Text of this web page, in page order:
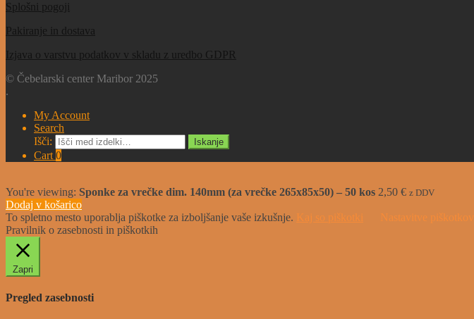
Splošni pogoji
Pakiranje in dostava
Izjava o varstvu podatkov v skladu z uredbo GDPR
© Čebelarski center Maribor 2025
.
My Account
Search
Išči:
Iskanje
Cart 0
You're viewing: Sponke za vrečke dim. 140mm (za vrečke 265x85x50) – 50 kos 2,50 € z DDV
Dodaj v košarico
To spletno mesto uporablja piškotke za izboljšanje vaše izkušnje. Kaj so piškotki Nastavitve piškotkov
Pravilnik o zasebnosti in piškotkih
Zapri
Pregled zasebnosti